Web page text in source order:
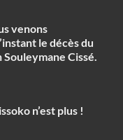
venons
le décès du
Cissé.
n’est plus !